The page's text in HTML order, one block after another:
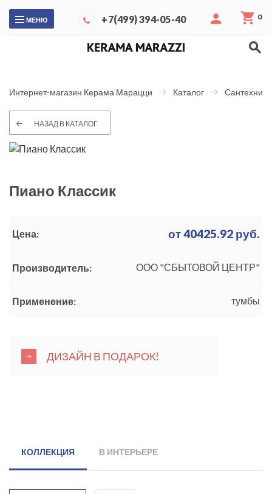
МЕНЮ +7(499) 394-05-40 0
Интернет-магазин Керама Марацци Каталог Сантехника
НАЗАД В КАТАЛОГ
Пиано Классик
Цена: от40425.92 руб.
Производитель: ООО "СБЫТОВОЙ ЦЕНТР"
Применение: тумбы
ДИЗАЙН В ПОДАРОК!
КОЛЛЕКЦИЯ В ИНТЕРЬЕРЕ